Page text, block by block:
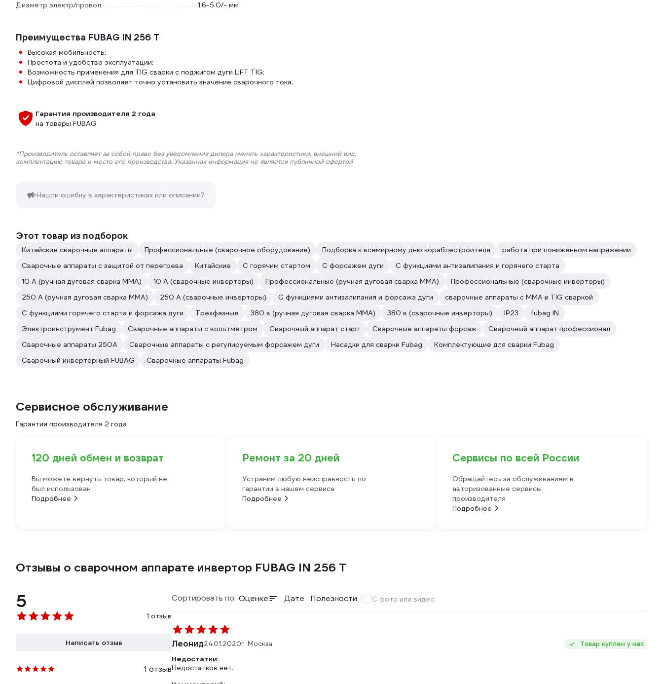
Диаметр электр/провол
1.6-5.0/- мм
Преимущества FUBAG IN 256 T
Высокая мобильность;
Простота и удобство эксплуатации;
Возможность применения для TIG сварки с поджигом дуги LIFT TIG;
Цифровой дисплей позволяет точно установить значение сварочного тока.
Гарантия производителя 2 года
на товары FUBAG
*Производитель оставляет за собой право без уведомления дилера менять характеристики, внешний вид,
комплектацию товара и место его производства. Указанная информация не является публичной офертой
Нашли ошибку в характеристиках или описании?
Этот товар из подборок
Китайские сварочные аппараты Профессиональные (сварочное оборудование) Подборка к всемирному дню кораблестроителя
работа при пониженном напряжении
Сварочные аппараты с защитой от перегрева
Китайские С горячим стартом С форсажем дуги
С функциями антизалипания и горячего старта
10 А (ручная дуговая сварка MMA)
10 А (сварочные инверторы) Профессиональные (ручная дуговая сварка MMA)
Профессиональные (сварочные инверторы)
250 А (ручная дуговая сварка MMA)
250 А (сварочные инверторы) С функциями антизалипания и форсажа дуги
сварочные аппараты с MMA и TIG сваркой
С функциями горячего старта и форсажа дуги
Трехфазные 380 в (ручная дуговая сварка MMA) 380 в (сварочные инверторы) IP23
fubag IN
Электроинструмент Fubag
Сварочные аппараты с вольтметром Сварочный аппарат старт Сварочные аппараты форсаж
Сварочный аппарат профессионал
Сварочные аппараты 250А
Сварочные аппараты с регулируемым форсажем дуги Насадки для сварки Fubag
Комплектующие для сварки Fubag
Сварочный инверторный FUBAG
Сварочные аппараты Fubag
Сервисное обслуживание
Гарантия производителя 2 года
120 дней обмен и возврат
Вы можете вернуть товар, который не
был использован
Подробнее
Ремонт за 20 дней
Устраним любую неисправность по
гарантии в нашем сервисе
Подробнее
Сервисы по всей России
Обращайтесь за обслуживанием в
авторизованные сервисы
производителя
Подробнее
Отзывы о сварочном аппарате инвертор FUBAG IN 256 T
5
1 отзыв
Написать отзыв
1 отзыв
Сортировать по: Оценке Дате Полезности С фото или видео
Леонид24.01.2020г. Москва Товар куплен у нас
Недостатки:
Недостатков нет.